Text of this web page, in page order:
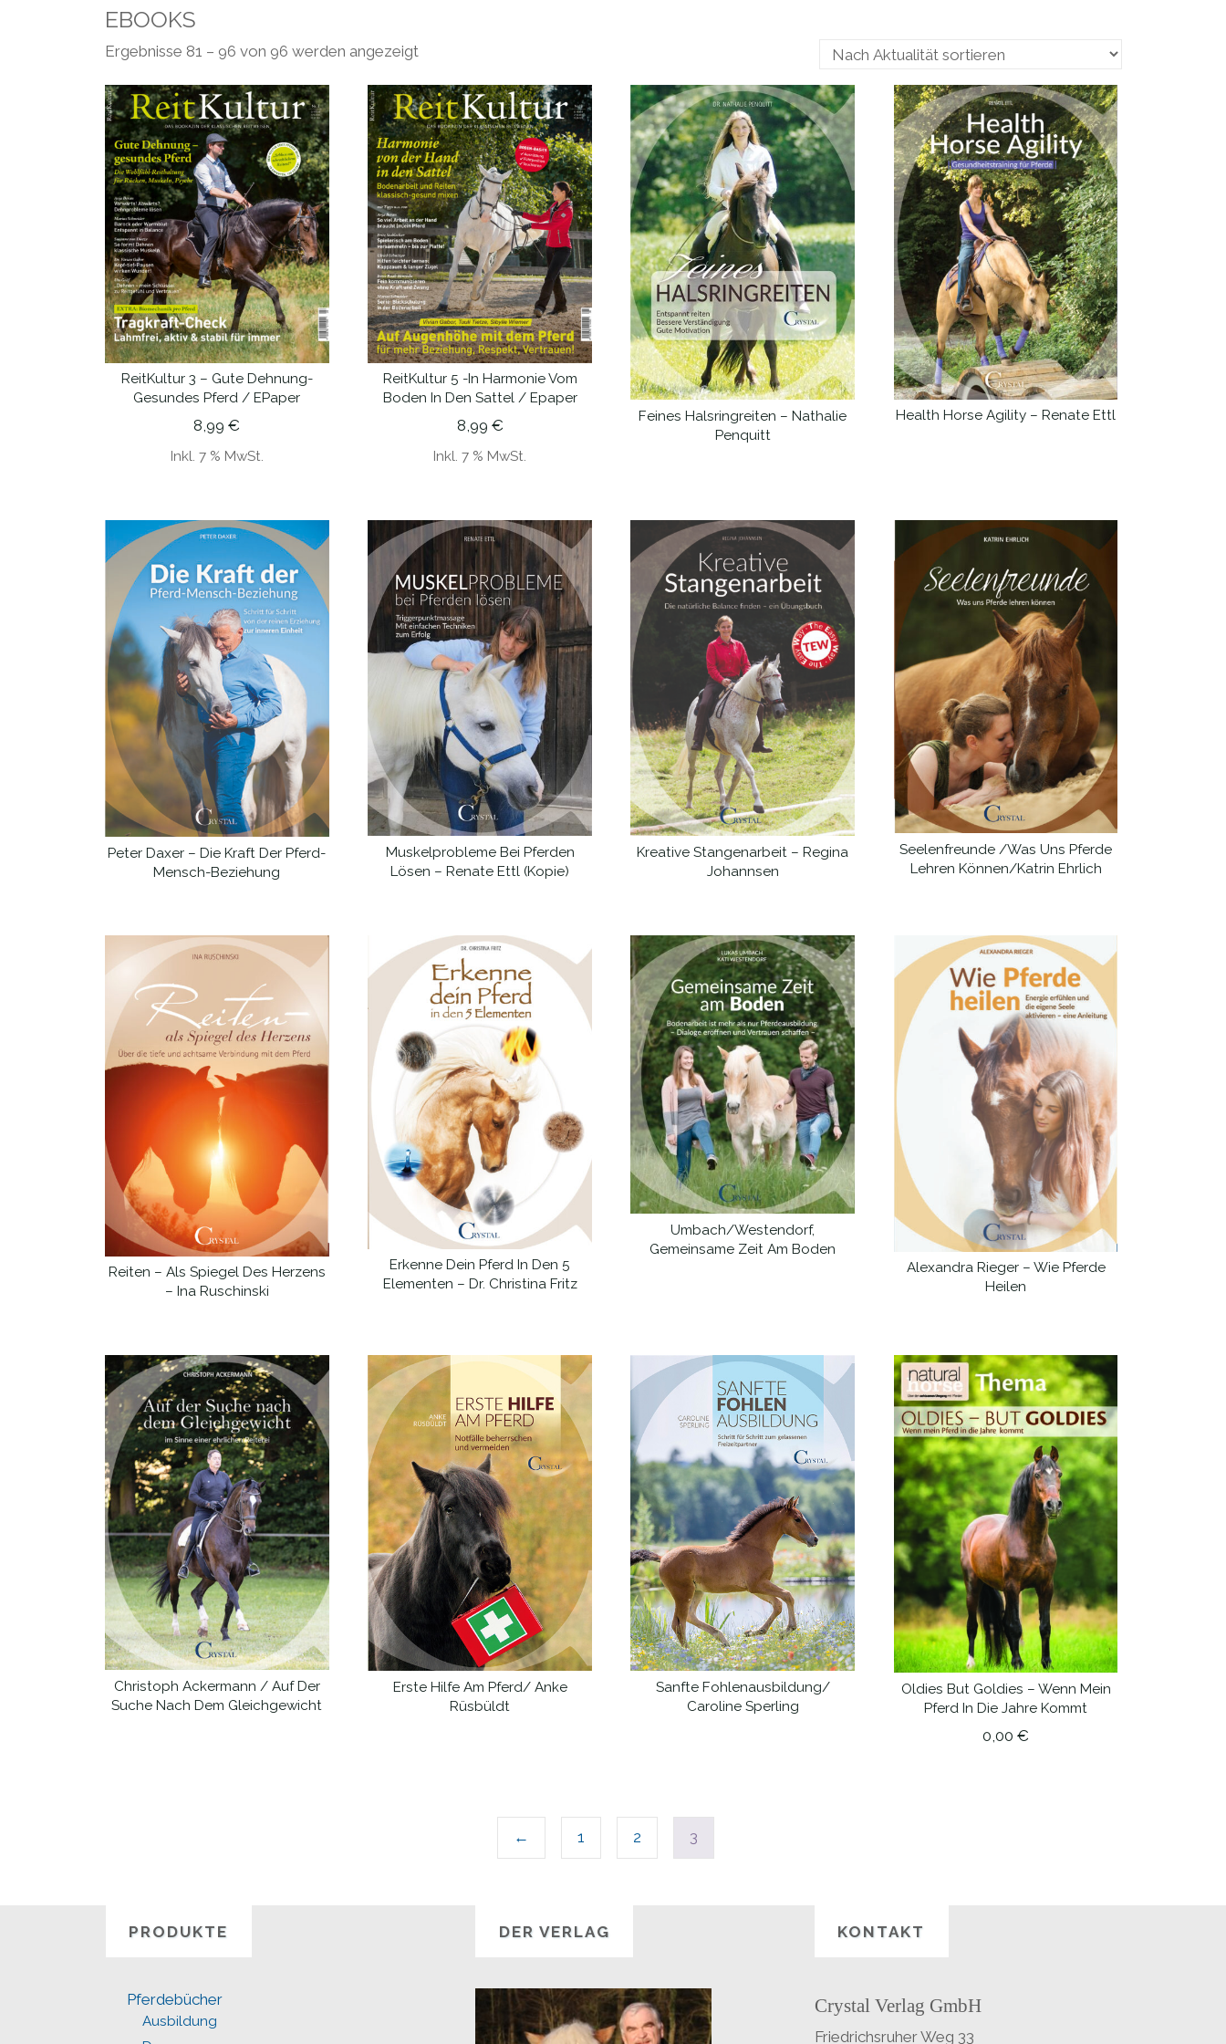
EBOOKS
Ergebnisse 81 – 96 von 96 werden angezeigtNach
sortiert
IN DEN WARENKORB
ReitKultur 3 – Gute Dehnung-
Gesundes Pferd / EPaper
8,99 €
Inkl. 7 % MwSt.
IN DEN WARENKORB
ReitKultur 5 -In Harmonie Vom
Boden In Den Sattel / Epaper
8,99 €
Inkl. 7 % MwSt.
WEITERLESEN
Feines Halsringreiten – Nathalie
Penquitt
WEITERLESEN
Health Horse Agility – Renate Ettl
WEITERLESEN
Peter Daxer – Die Kraft Der Pferd-
Mensch-Beziehung
WEITERLESEN
Muskelprobleme Bei Pferden
Lösen – Renate Ettl (Kopie)
WEITERLESEN
Kreative Stangenarbeit – Regina
Johannsen
WEITERLESEN
Seelenfreunde /Was Uns Pferde
Lehren Können/Katrin Ehrlich
WEITERLESEN
Reiten – Als Spiegel Des Herzens
– Ina Ruschinski
WEITERLESEN
Erkenne Dein Pferd In Den 5
Elementen – Dr. Christina Fritz
WEITERLESEN
Umbach/Westendorf,
Gemeinsame Zeit Am Boden
WEITERLESEN
Alexandra Rieger – Wie Pferde
Heilen
WEITERLESEN
Christoph Ackermann / Auf Der
Suche Nach Dem Gleichgewicht
WEITERLESEN
Erste Hilfe Am Pferd/ Anke
Rüsbüldt
WEITERLESEN
Sanfte Fohlenausbildung/
Caroline Sperling
IN DEN WARENKORB
Oldies But Goldies – Wenn Mein
Pferd In Die Jahre Kommt
0,00 €
← 1 2 3
PRODUKTE
Pferdebücher
Ausbildung
DER VERLAG KONTAKT
Crystal Verlag GmbH
Friedrichsruher Weg 33